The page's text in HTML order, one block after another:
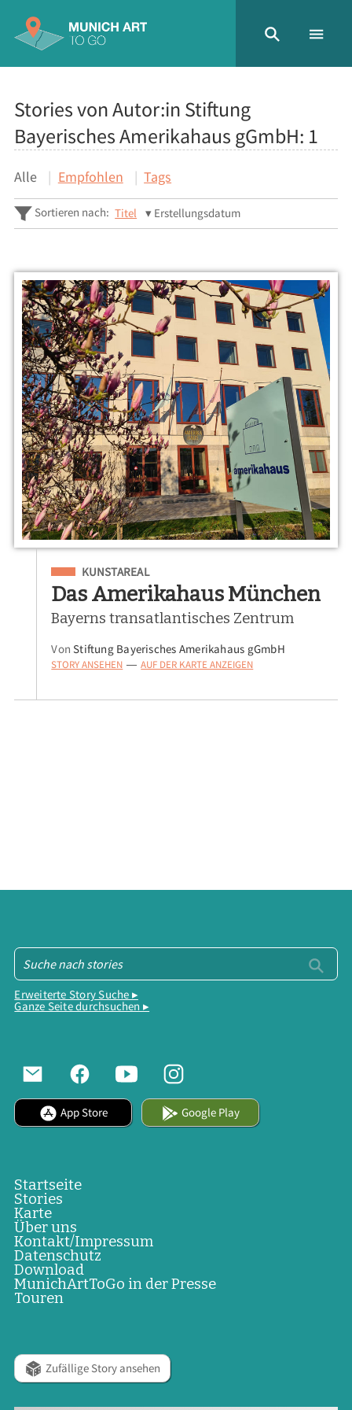
Stories von Autor:in Stiftung
Bayerisches Amerikahaus gGmbH: 1
Alle Empfohlen Tags
Sortieren nach: Titel Erstellungsdatum
Eingeordnet unter
KUNSTAREAL
Das Amerikahaus München
Bayerns transatlantisches Zentrum
VonStiftung Bayerisches Amerikahaus gGmbH
STORY ANSEHEN — AUF DER KARTE ANZEIGEN
Erweiterte Story Suche ▸
Ganze Seite durchsuchen ▸
App Store Google Play
Startseite
Stories
Karte
Über uns
Kontakt/Impressum
Datenschutz
Download
MunichArtToGo in der Presse
Touren
Zufällige Story ansehen